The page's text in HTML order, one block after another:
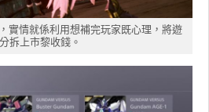
實情就係利用想補完玩家既心理，將遊
拆上市黎收錢。